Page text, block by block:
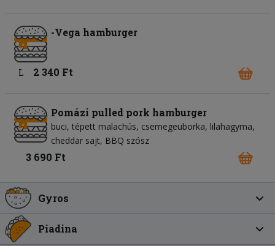
-Vega hamburger
L 2 340 Ft
Pomázi pulled pork hamburger
buci tépett malachús csemegeuborka lilahagyma
cheddar sajt BBQ szósz
3 690 Ft
Gyros
Piadina